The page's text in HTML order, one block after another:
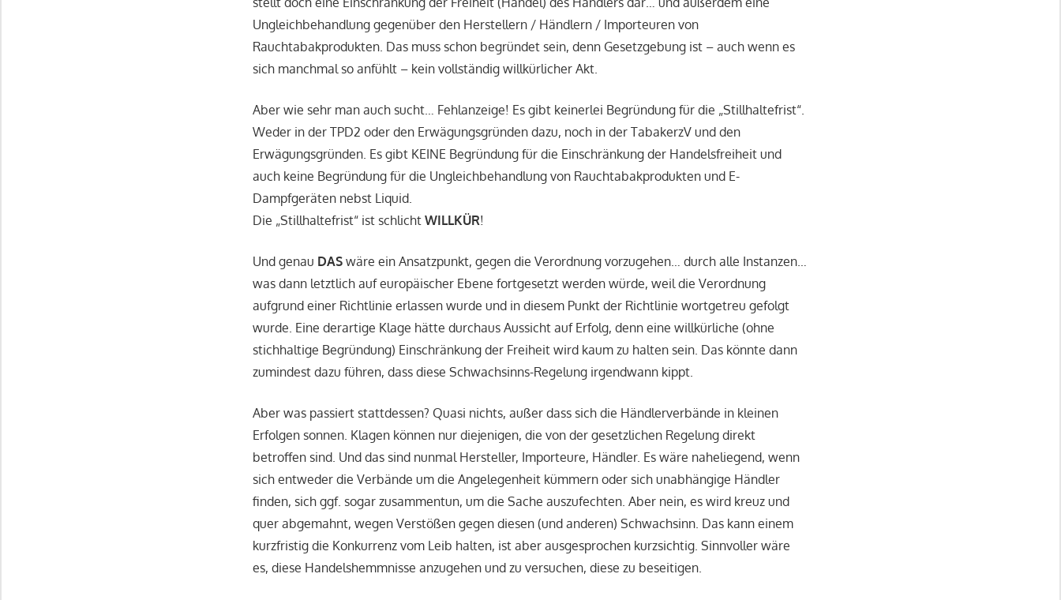
Ungleichbehandlung gegenüber den Herstellern / Händlern / Importeuren von
Rauchtabakprodukten. Das muss schon begründet sein, denn Gesetzgebung ist – auch wenn es
sich manchmal so anfühlt – kein vollständig willkürlicher Akt.
Aber wie sehr man auch sucht… Fehlanzeige! Es gibt keinerlei Begründung für die „Stillhaltefrist“.
Weder in der TPD2 oder den Erwägungsgründen dazu, noch in der TabakerzV und den
Erwägungsgründen. Es gibt KEINE Begründung für die Einschränkung der Handelsfreiheit und
auch keine Begründung für die Ungleichbehandlung von Rauchtabakprodukten und E-
Dampfgeräten nebst Liquid.
Die „Stillhaltefrist“ ist schlichtWILLKÜR!
Und genau DAS wäre ein Ansatzpunkt, gegen die Verordnung vorzugehen… durch alle Instanzen…
was dann letztlich auf europäischer Ebene fortgesetzt werden würde, weil die Verordnung
aufgrund einer Richtlinie erlassen wurde und in diesem Punkt der Richtlinie wortgetreu gefolgt
wurde. Eine derartige Klage hätte durchaus Aussicht auf Erfolg, denn eine willkürliche (ohne
stichhaltige Begründung) Einschränkung der Freiheit wird kaum zu halten sein. Das könnte dann
zumindest dazu führen, dass diese Schwachsinns-Regelung irgendwann kippt.
Aber was passiert stattdessen? Quasi nichts, außer dass sich die Händlerverbände in kleinen
Erfolgen sonnen. Klagen können nur diejenigen, die von der gesetzlichen Regelung direkt
betroffen sind. Und das sind nunmal Hersteller, Importeure, Händler. Es wäre naheliegend, wenn
sich entweder die Verbände um die Angelegenheit kümmern oder sich unabhängige Händler
finden, sich ggf. sogar zusammentun, um die Sache auszufechten. Aber nein, es wird kreuz und
quer abgemahnt, wegen Verstößen gegen diesen (und anderen) Schwachsinn. Das kann einem
kurzfristig die Konkurrenz vom Leib halten, ist aber ausgesprochen kurzsichtig. Sinnvoller wäre
es, diese Handelshemmnisse anzugehen und zu versuchen, diese zu beseitigen.